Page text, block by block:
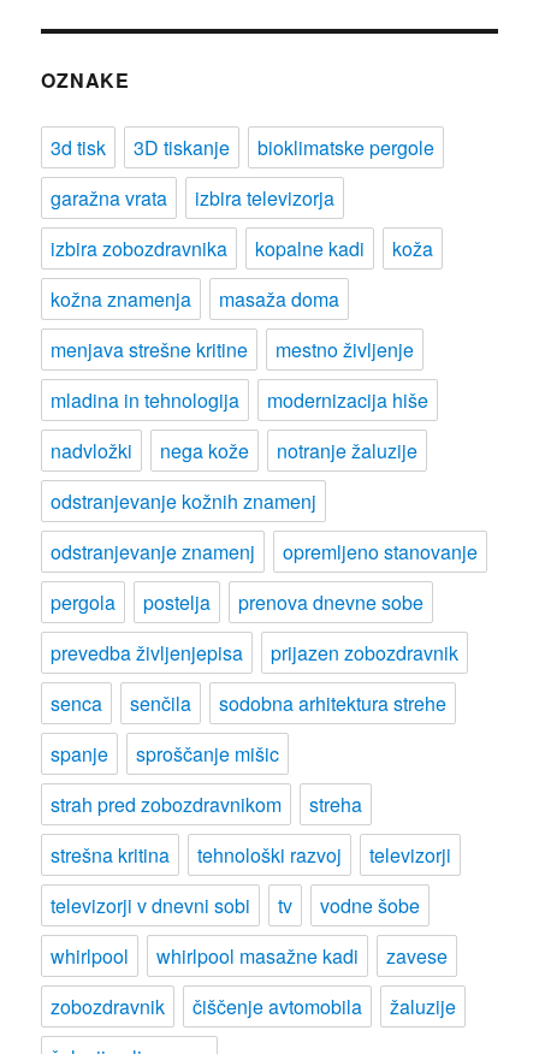
OZNAKE
3d tisk 3D tiskanje
bioklimatske pergole
garažna vrata
izbira televizorja
izbira zobozdravnika
kopalne kadi
koža
kožna znamenja
masaža doma
menjava strešne kritine
mestno življenje
mladina in tehnologija
modernizacija hiše
nadvložki
nega kože
notranje žaluzije
odstranjevanje kožnih znamenj
odstranjevanje znamenj
opremljeno stanovanje
pergola
postelja
prenova dnevne sobe
prevedba življenjepisa
prijazen zobozdravnik
senca
senčila
sodobna arhitektura strehe
spanje
sproščanje mišic
strah pred zobozdravnikom
streha
strešna kritina
tehnološki razvoj
televizorji
televizorji v dnevni sobi
tv
vodne šobe
whirlpool
whirlpool masažne kadi
zavese
zobozdravnik
čiščenje avtomobila
žaluzije